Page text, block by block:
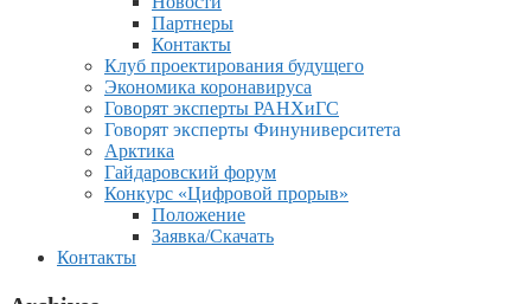
Партнеры
Контакты
Клуб проектирования будущего
Экономика коронавируса
Говорят эксперты РАНХиГС
Говорят эксперты Финуниверситета
Арктика
Гайдаровский форум
Конкурс «Цифровой прорыв»
Положение
Заявка/Скачать
Контакты